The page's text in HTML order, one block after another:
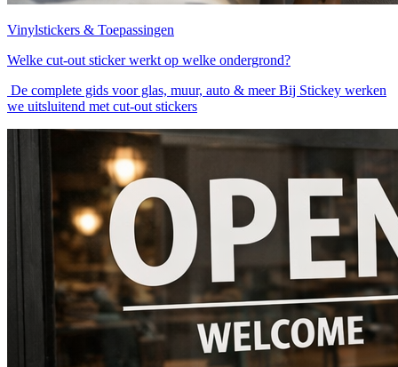
Vinylstickers & Toepassingen
Welke cut-out sticker werkt op welke ondergrond?
De complete gids voor glas, muur, auto & meer Bij Stickey werken
we uitsluitend met cut-out stickers